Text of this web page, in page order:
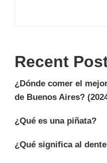
Recent
¿Dónde comer el
de Buenos Aires?
¿Qué es una piñata?
¿Qué significa al